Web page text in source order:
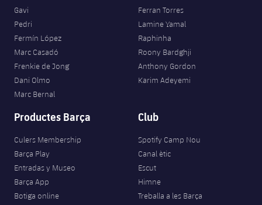
Gavi
Pedri
Fermín López
Marc Casadó
Frenkie de Jong
Dani Olmo
Marc Bernal
Ferran Torres
Lamine Yamal
Raphinha
Roony Bardghji
Anthony Gordon
Karim Adeyemi
Productes Barça
Culers Membership
Barça Play
Entradas y Museo
Barça App
Botiga online
Club
Spotify Camp Nou
Canal ètic
Escut
Himne
Treballa a les Barça